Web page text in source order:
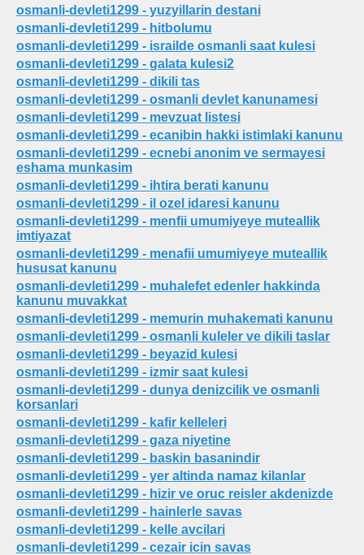
osmanli-devleti1299 - yuzyillarin destani
osmanli-devleti1299 - hitbolumu
osmanli-devleti1299 - israilde osmanli saat kulesi
osmanli-devleti1299 - galata kulesi2
osmanli-devleti1299 - dikili tas
osmanli-devleti1299 - osmanli devlet kanunamesi
osmanli-devleti1299 - mevzuat listesi
osmanli-devleti1299 - ecanibin hakki istimlaki kanunu
osmanli-devleti1299 - ecnebi anonim ve sermayesi
eshama munkasim
osmanli-devleti1299 - ihtira berati kanunu
osmanli-devleti1299 - il ozel idaresi kanunu
osmanli-devleti1299 - menfii umumiyeye muteallik
imtiyazat
osmanli-devleti1299 - menafii umumiyeye muteallik
hususat kanunu
osmanli-devleti1299 - muhalefet edenler hakkinda
kanunu muvakkat
osmanli-devleti1299 - memurin muhakemati kanunu
osmanli-devleti1299 - osmanli kuleler ve dikili taslar
osmanli-devleti1299 - beyazid kulesi
osmanli-devleti1299 - izmir saat kulesi
osmanli-devleti1299 - dunya denizcilik ve osmanli
korsanlari
osmanli-devleti1299 - kafir kelleleri
osmanli-devleti1299 - gaza niyetine
osmanli-devleti1299 - baskin basanindir
osmanli-devleti1299 - yer altinda namaz kilanlar
osmanli-devleti1299 - hizir ve oruc reisler akdenizde
osmanli-devleti1299 - hainlerle savas
osmanli-devleti1299 - kelle avcilari
osmanli-devleti1299 - cezair icin savas